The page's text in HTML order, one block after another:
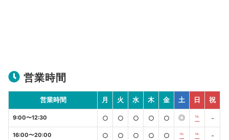
営業時間
営業時間 月 火 水 木 金 土 日 祝
9:00〜12:30 ○ ○ ○ ○ ○ ◎ ℡ -
16:00〜20:00 ○ ○ ○ ○ ○ ℡ ℡ -